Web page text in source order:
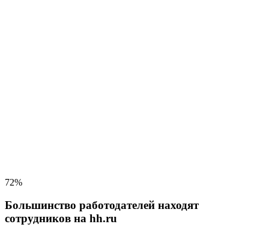
72%
Большинство работодателей находят
сотрудников на hh.ru